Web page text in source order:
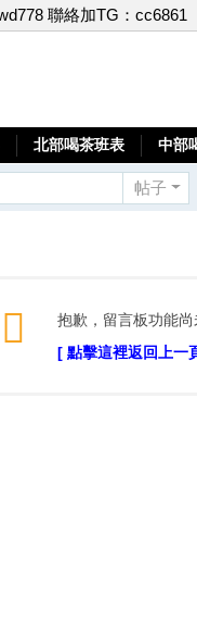
聯絡加TG：cc6861
北部喝茶班表 中部
帖子
抱歉，留言板功能
[ 點擊這裡返回上一